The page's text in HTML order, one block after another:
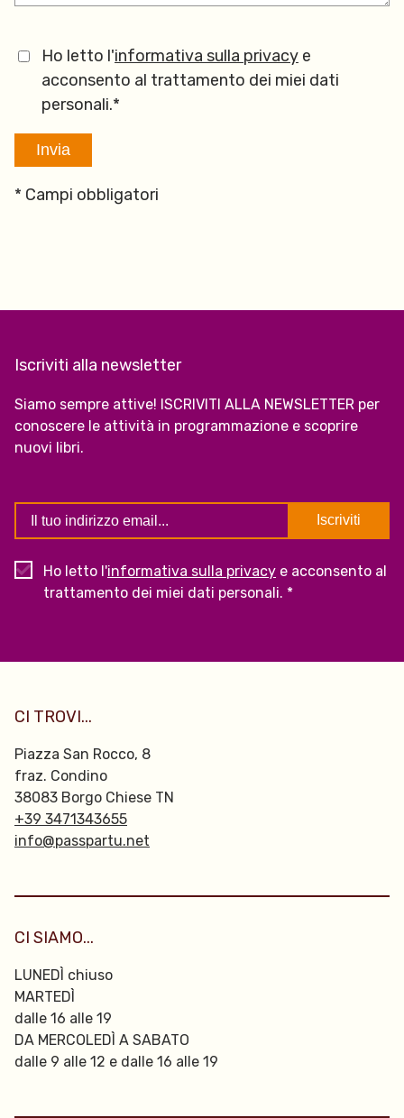
Ho letto l'informativa sulla privacy e
acconsento al trattamento dei miei dati
personali.*
* Campi obbligatori
Iscriviti alla newsletter
Siamo sempre attive! ISCRIVITI ALLA NEWSLETTER per
conoscere le attività in programmazione e scoprire
nuovi libri.
Ho letto l'informativa sulla privacy e acconsento al
trattamento dei miei dati personali. *
CI TROVI...
Piazza San Rocco, 8
fraz. Condino
38083 Borgo Chiese TN
+39 3471343655
info@passpartu.net
CI SIAMO...
LUNEDÌ chiuso
MARTEDÌ
dalle 16 alle 19
DA MERCOLEDÌ A SABATO
dalle 9 alle 12 e dalle 16 alle 19